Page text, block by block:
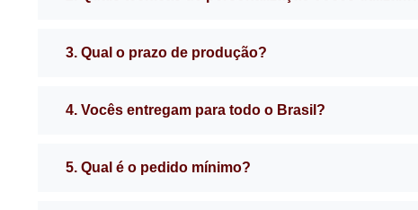
3. Qual o prazo de produção?
4. Vocês entregam para todo o Brasil?
5. Qual é o pedido mínimo?